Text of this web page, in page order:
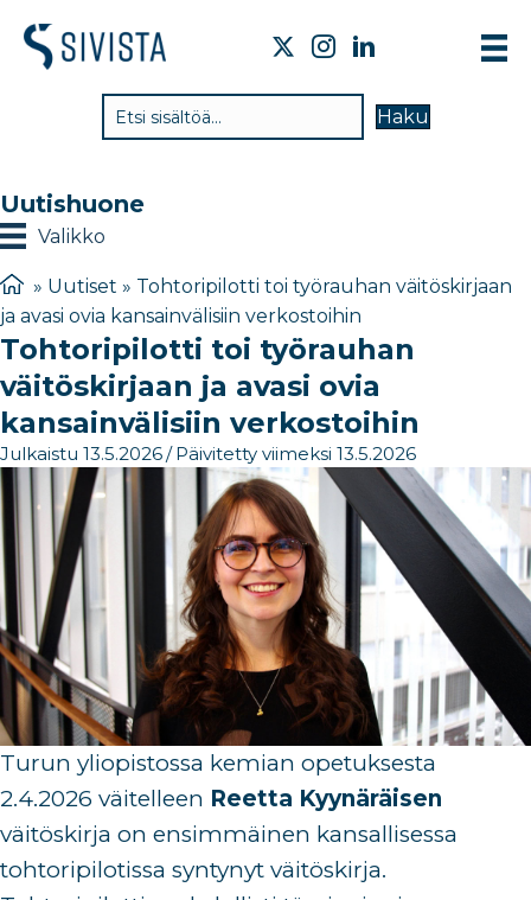
Haku
Uutishuone
Valikko
» Uutiset » Tohtoripilotti toi työrauhan väitöskirjaan
ja avasi ovia kansainvälisiin verkostoihin
Tohtoripilotti toi työrauhan
väitöskirjaan ja avasi ovia
kansainvälisiin verkostoihin
Julkaistu 13.5.2026/ Päivitetty viimeksi 13.5.2026
Turun yliopistossa kemian opetuksesta
2.4.2026 väitelleen Reetta Kyynäräisen
väitöskirja on ensimmäinen kansallisessa
tohtoripilotissa syntynyt väitöskirja.